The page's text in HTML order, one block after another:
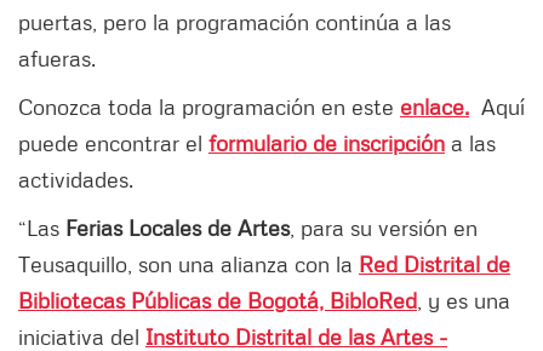
puertas, pero la programación continúa a las
afueras.
Conozca toda la programación en este enlace. Aquí
puede encontrar el formulario de inscripción a las
actividades.
“Las Ferias Locales de Artes, para su versión en
Teusaquillo, son una alianza con la Red Distrital de
Bibliotecas Públicas de Bogotá, BibloRed , y es una
iniciativa del Instituto Distrital de las Artes -